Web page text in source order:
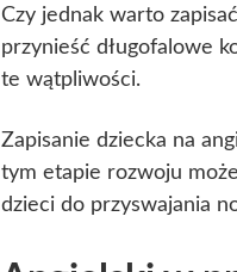
Czy jednak warto
przynieść długofalowe
te wątpliwości.
Zapisanie dziecka na
tym etapie rozwoju
dzieci do przyswajania